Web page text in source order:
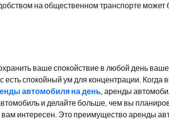
на общественном транспорте
ваше спокойствие в любой день
есть спокойный ум для концентрации.
автомобиля на день, аренды
и делайте больше, чем вы
вам интересен. Это преимущество аренды